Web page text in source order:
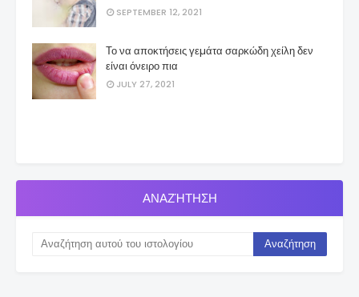
SEPTEMBER 12, 2021
Το να αποκτήσεις γεµάτα σαρκώδη χείλη δεν
είναι όνειρο πια
JULY 27, 2021
ΑΝΑΖΉΤΗΣΗ